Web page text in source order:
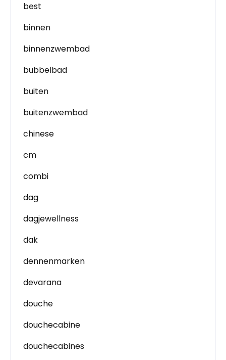
best
binnen
binnenzwembad
bubbelbad
buiten
buitenzwembad
chinese
cm
combi
dag
dagjewellness
dak
dennenmarken
devarana
douche
douchecabine
douchecabines